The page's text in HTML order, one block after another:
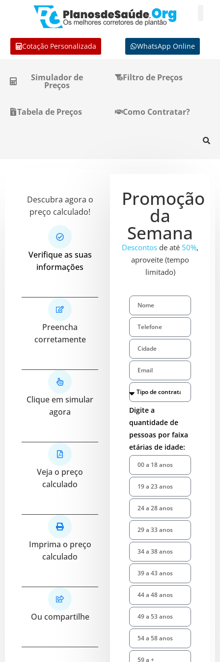
Cotação Personalizada WhatsApp Online
Simulador de
Preços
Filtro de Preços
Tabela de Preços Como Contratar?
Descubra agora o
preço calculado!
Verifique as suas
informações
Preencha
corretamente
Clique em simular
agora
Veja o preço
calculado
Imprima o preço
calculado
Ou compartilhe
Promoção
da
Semana
Descontos de até 50%,
aproveite (tempo
limitado)
Digite a
quantidade de
pessoas por faixa
etárias de idade: